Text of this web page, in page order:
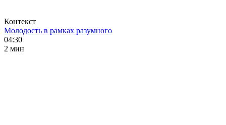
Контекст
Молодость в рамках разумного
04:30
2 мин